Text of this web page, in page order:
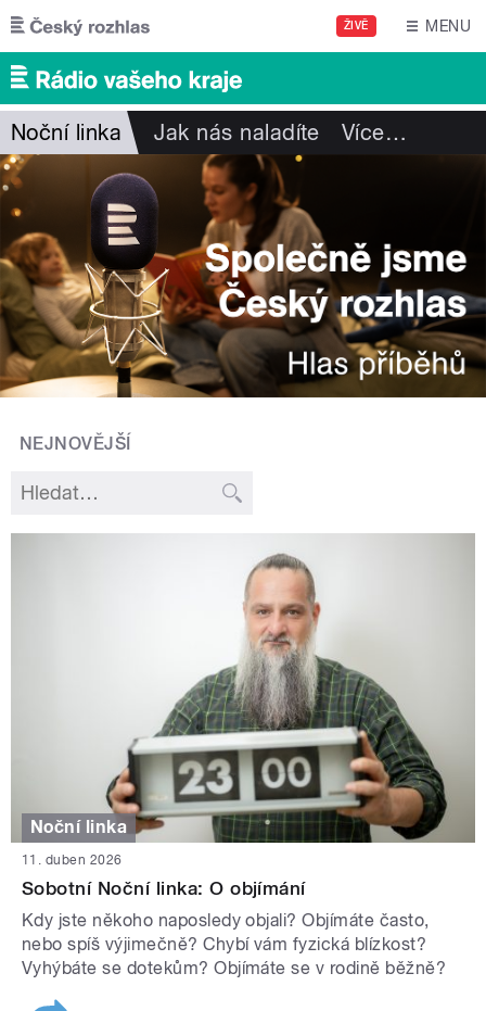
Přejít k hlavnímu obsahu
ŽIVĚ MENU
Noční linka Jak nás naladíte Více…
NEJNOVĚJŠÍ
Noční linka
11. duben 2026
Sobotní Noční linka: O objímání
Kdy jste někoho naposledy objali? Objímáte často,
nebo spíš výjimečně? Chybí vám fyzická blízkost?
Vyhýbáte se dotekům? Objímáte se v rodině běžně?